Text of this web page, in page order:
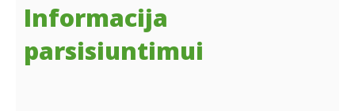
Informacija
parsisiuntimui